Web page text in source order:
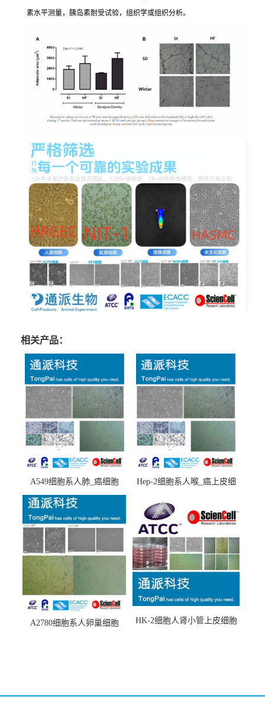
素水平测量，胰岛素耐受试验，组织学或组织分析。
相关产品：
A549细胞系人肺_癌细胞
(A549细胞)
Hep-2细胞系人喉_癌上皮细
A2780细胞系人卵巢细胞
HK-2细胞人肾小管上皮细胞